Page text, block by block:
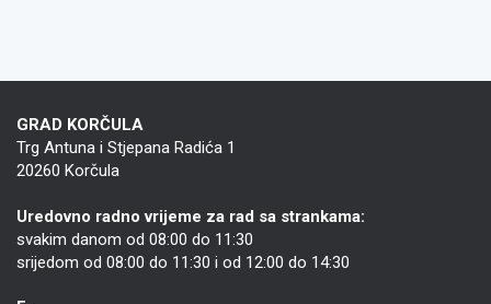
GRAD KORČULA
Trg Antuna i Stjepana Radića 1
20260 Korčula
Uredovno radno vrijeme za rad sa strankama:
svakim danom od 08:00 do 11:30
srijedom od 08:00 do 11:30 i od 12:00 do 14:30